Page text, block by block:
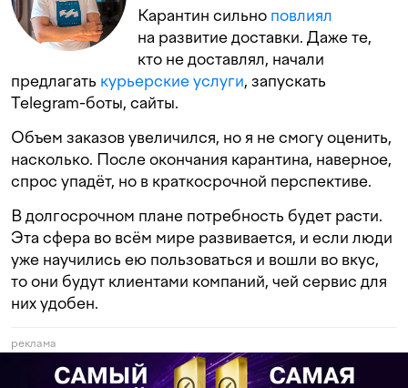
Карантин сильно повлиял
на развитие доставки. Даже те,
кто не доставлял, начали
предлагать курьерские услуги, запускать
Telegram-боты, сайты.
Объем заказов увеличился, но я не смогу оценить,
насколько. После окончания карантина, наверное,
спрос упадёт, но в краткосрочной перспективе.
В долгосрочном плане потребность будет расти.
Эта сфера во всём мире развивается, и если люди
уже научились ею пользоваться и вошли во вкус,
то они будут клиентами компаний, чей сервис для
них удобен.
реклама